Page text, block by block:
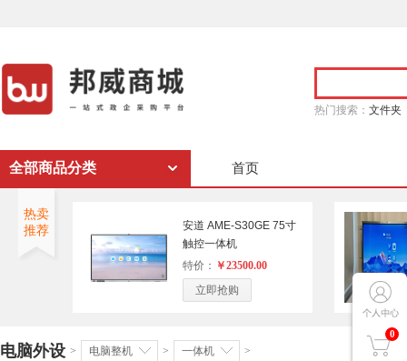
热门搜索： 文件夹
0
全部商品分类 首页
热卖
推荐
安道 AME-S30GE 75寸
触控一体机
特价： ￥23500.00
立即抢购
电脑外设 > 电脑整机 > 一体机 >